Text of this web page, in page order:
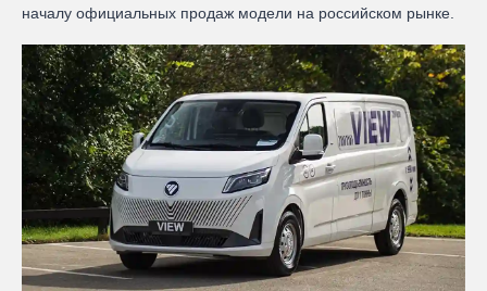
началу официальных продаж модели на российском рынке.